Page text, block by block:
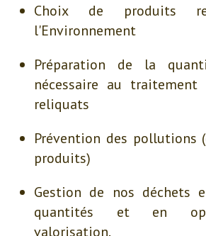
Choix de produits
l'Environnement
Préparation de la
nécessaire au
reliquats
Prévention des pollutions
produits)
Gestion de nos déchets
quantités et en
valorisation.